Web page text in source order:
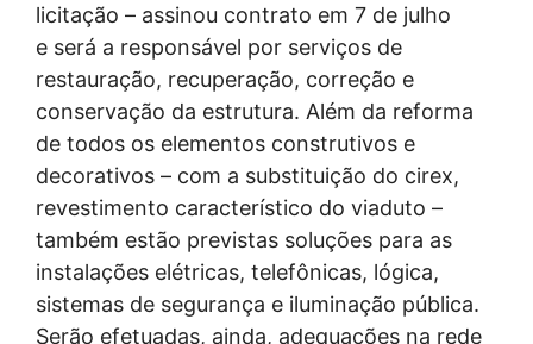
licitação – assinou contrato em 7 de julho
e será a responsável por serviços de
restauração, recuperação, correção e
conservação da estrutura. Além da reforma
de todos os elementos construtivos e
decorativos – com a substituição do cirex,
revestimento característico do viaduto –
também estão previstas soluções para as
instalações elétricas, telefônicas, lógica,
sistemas de segurança e iluminação pública.
Serão efetuadas, ainda, adequações na rede